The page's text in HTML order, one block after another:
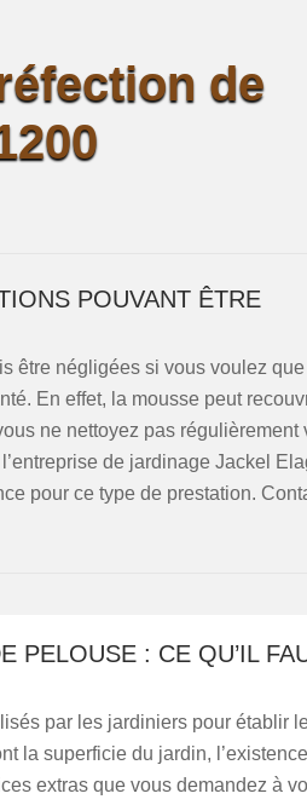
de
POUVANT ÊTRE
être négligées si vous voulez que
En effet, la mousse peut
ne nettoyez pas régulièrement
de jardinage Jackel
pour ce type de prestation.
PELOUSE : CE QU’IL
par les jardiniers pour établir
la superficie du jardin,
extras que vous demandez à